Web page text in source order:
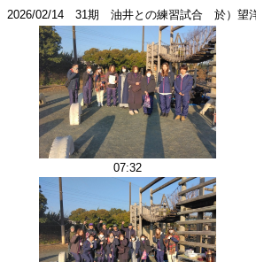
2026/02/14 31期 油井との練習試合 於）望
07:32